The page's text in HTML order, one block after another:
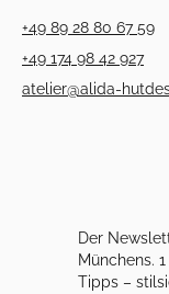
+49 89 28 80 67 59
+49 174 98 42 927
atelier@alida-
Der
Münchens.
Tipps –